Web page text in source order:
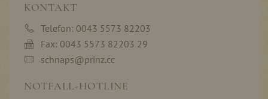
KONTAKT
Telefon: 0043 5573 82203
Fax: 0043 5573 82203 29
schnaps@prinz.cc
NOTFALL-HOTLINE